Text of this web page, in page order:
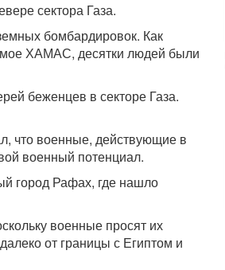
сектора Газа.
бомбардировок. Как
ХАМАС, десятки людей были
беженцев в секторе Газа.
что военные, действующие в
военный потенциал.
город Рафах, где нашло
военные просят их
от границы с Египтом и